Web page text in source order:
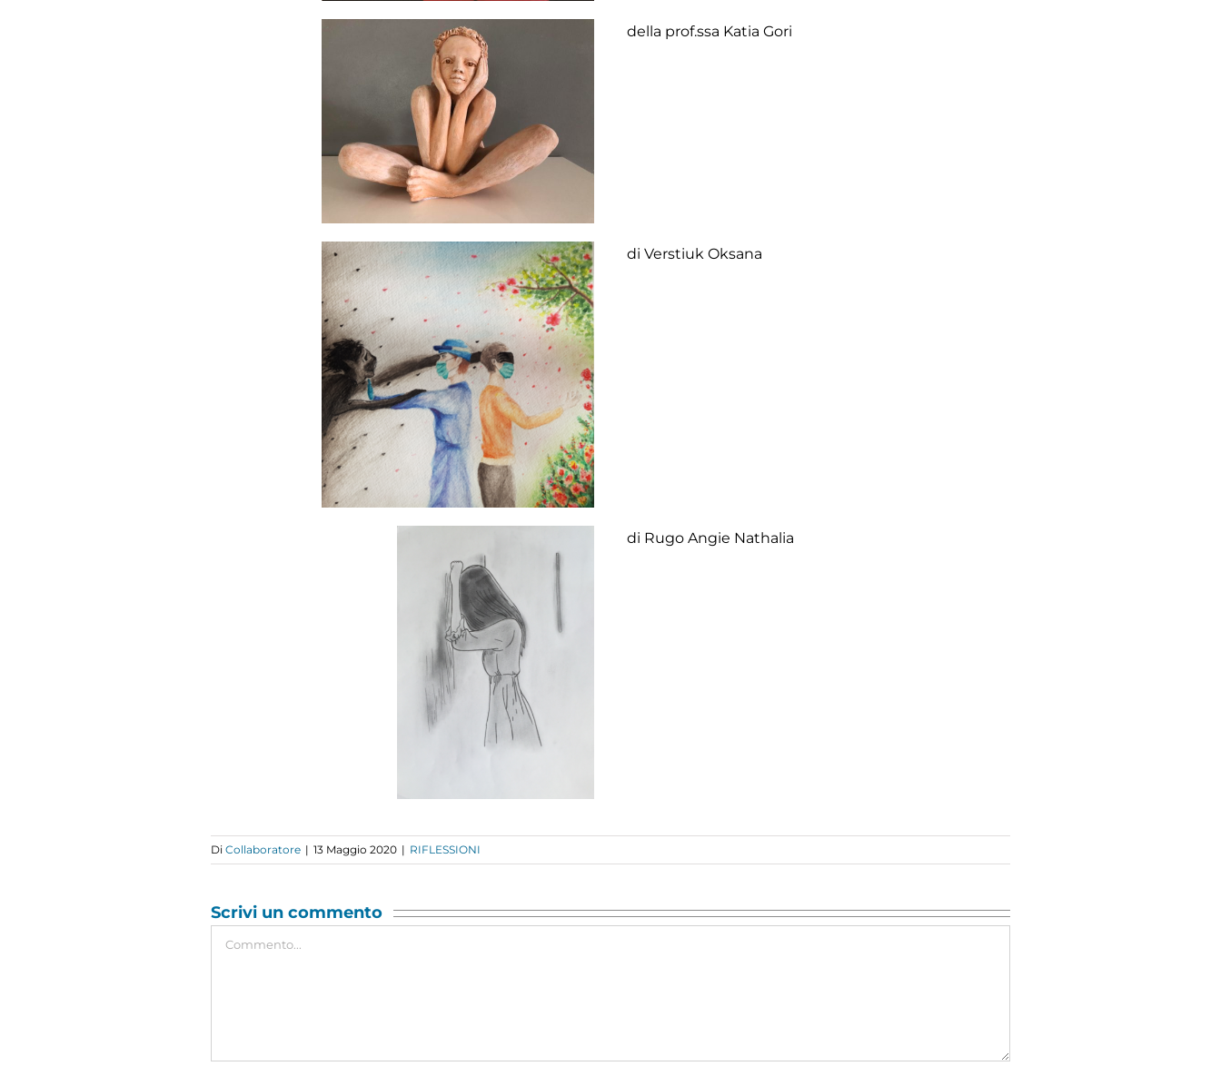
della prof.ssa Katia Gori
di Verstiuk Oksana
di Rugo Angie Nathalia
Di Collaboratore | 13 Maggio 2020 | RIFLESSIONI
Scrivi un commento
Commento